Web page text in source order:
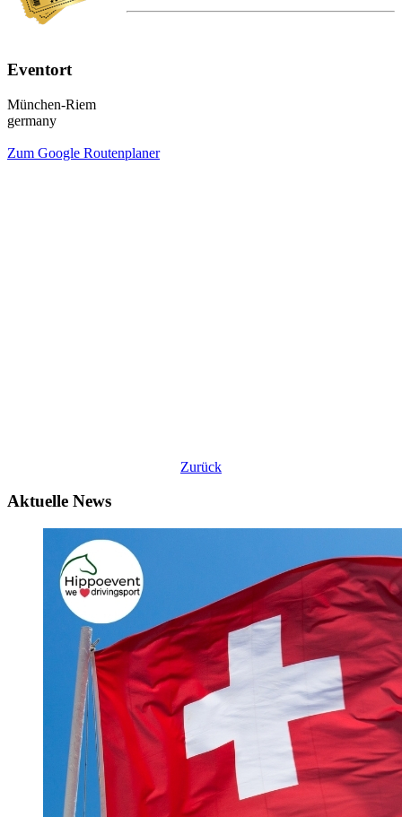
Eventort
München-Riem
germany
Zum Google Routenplaner
Zurück
Aktuelle News